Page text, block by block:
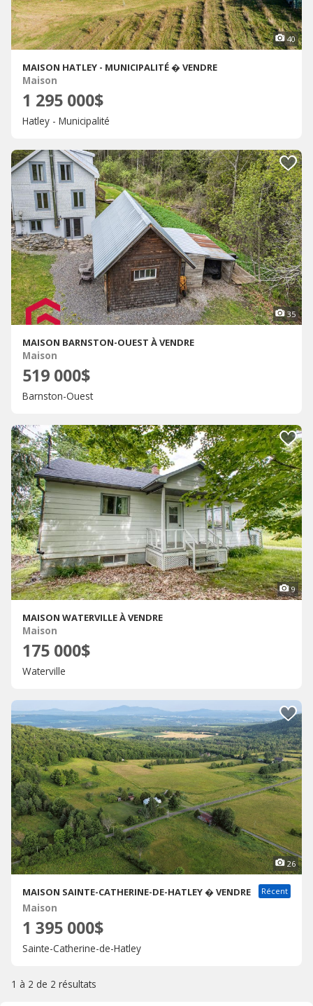
40
MAISON HATLEY - MUNICIPALITÉ � VENDRE
Maison
1 295 000$
Hatley - Municipalité
35
MAISON BARNSTON-OUEST À VENDRE
Maison
519 000$
Barnston-Ouest
9
MAISON WATERVILLE À VENDRE
Maison
175 000$
Waterville
26
MAISON SAINTE-CATHERINE-DE-HATLEY � VENDRE Récent
Maison
1 395 000$
Sainte-Catherine-de-Hatley
1 à 2 de 2 résultats